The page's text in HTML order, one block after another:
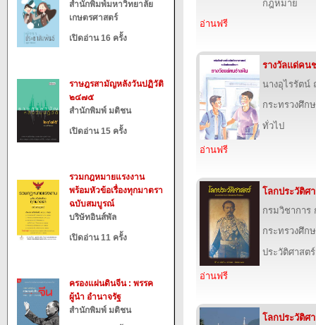
สำนักพิมพ์มหาวิทยาลัย
เกษตรศาสตร์
เปิดอ่าน 16 ครั้ง
ราษฎรสามัญหลังวันปฏิวัติ
๒๔๗๕
สำนักพิมพ์ มติชน
เปิดอ่าน 15 ครั้ง
รวมกฎหมายแรงงาน
พร้อมหัวข้อเรื่องทุกมาตรา
ฉบับสมบูรณ์
บริษัทอินส์พัล
เปิดอ่าน 11 ครั้ง
ครองแผ่นดินจีน : พรรค
ผู้นำ อำนาจรัฐ
สำนักพิมพ์ มติชน
กฎหมาย
อ่านฟรี
รางวัลแด่คน
นางอุไรรัตน์
กระทรวงศึก
ทั่วไป
อ่านฟรี
โลกประวัติศ
กรมวิชาการ
กระทรวงศึก
ประวัติศาสต
อ่านฟรี
โลกประวัติศ